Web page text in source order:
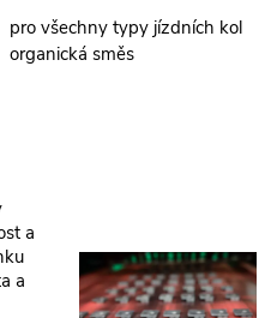
pro všechny typy jízdních kol
organická směs
a
a